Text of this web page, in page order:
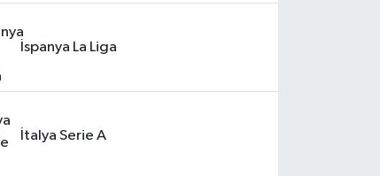
İspanya La Liga
İtalya Serie A